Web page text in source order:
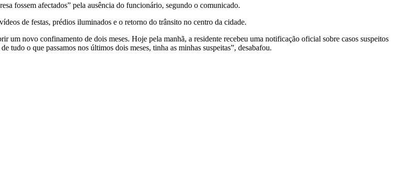
fossem afectados” pela ausência do funcionário, segundo o comunicado.
de festas, prédios iluminados e o retorno do trânsito no centro da cidade.
um novo confinamento de dois meses. Hoje pela manhã, a residente recebeu uma notificação oficial sobre casos suspeitos
tudo o que passamos nos últimos dois meses, tinha as minhas suspeitas”, desabafou.